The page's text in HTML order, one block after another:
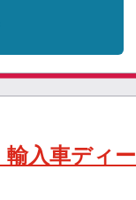
入車ディ